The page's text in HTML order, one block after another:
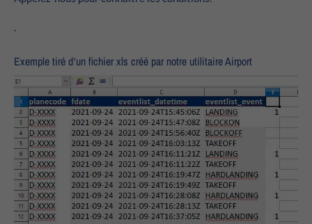
Exemple tiré d'un fichier xls créé par notre utilitaire Airport